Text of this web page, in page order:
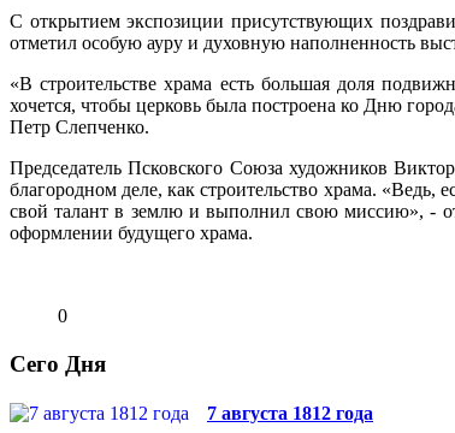
С открытием экспозиции присутствующих
отметил особую ауру и духовную наполненность
«В строительстве храма есть большая доля
хочется, чтобы церковь была построена ко Дню
Петр Слепченко.
Председатель Псковского Союза художников
благородном деле, как строительство храма. «Ведь,
свой талант в землю и выполнил свою миссию», -
оформлении будущего храма.
0
Сего Дня
7 августа 1812 года